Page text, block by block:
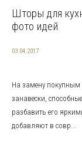
Шторы для
фото идей
03.04.2017
На замену
занавески,
разбавить его
добавляют в совр...